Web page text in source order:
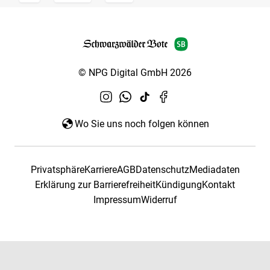
© NPG Digital GmbH 2026
Wo Sie uns noch folgen können
PrivatsphäreKarriereAGBDatenschutzMediadaten
Erklärung zur BarrierefreiheitKündigungKontakt
ImpressumWiderruf